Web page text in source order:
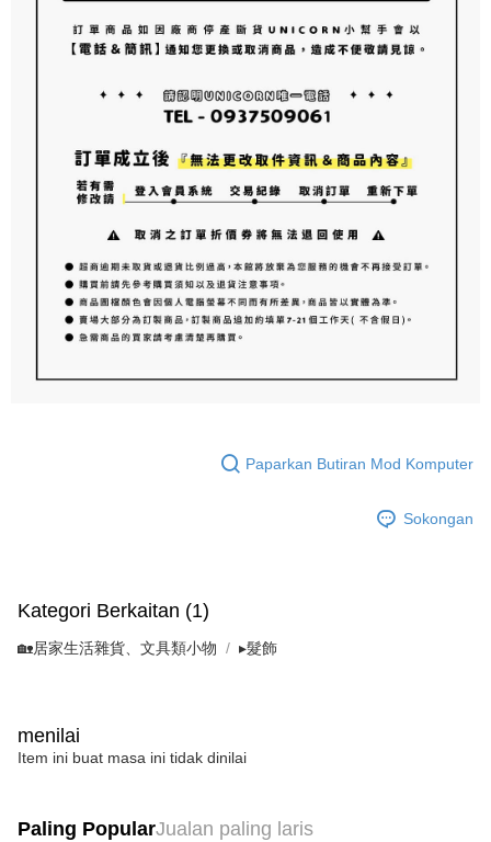
Paparkan Butiran Mod Komputer
Sokongan
Kategori Berkaitan (1)
🏡居家生活雜貨、文具類小物 ▸髮飾
menilai
Item ini buat masa ini tidak dinilai
Paling PopularJualan paling laris